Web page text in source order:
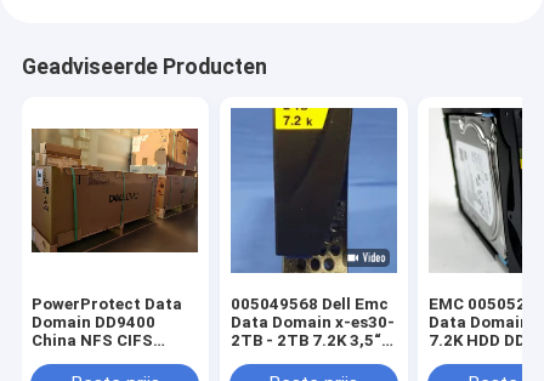
Geadviseerde Producten
PowerProtect Data
Domain DD9400
China NFS CIFS
105*8T opslag EMC
005049568 Dell Emc
Data Domain x-es30-
2TB - 2TB 7.2K 3,5“
EMC
Data Domain
7.2K HDD